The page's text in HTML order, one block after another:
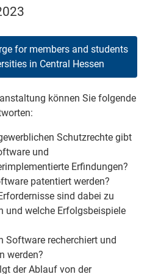
for members and students
in Central Hessen
können Sie folgende
Schutzrechte gibt
und
Erfindungen?
patentiert werden?
sind dabei zu
und welche Erfolgsbeispiele
Software recherchiert und
werden?
der Ablauf von der